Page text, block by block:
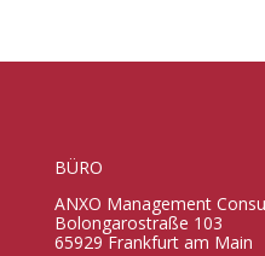
BÜRO
ANXO Management
Bolongarostraße 103
65929 Frankfurt am Main